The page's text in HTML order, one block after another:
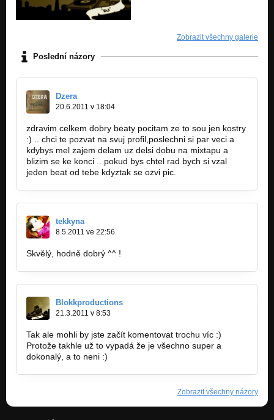
Zobrazit všechny galerie
Poslední názory
Dzera
20.6.2011 v 18:04
zdravim celkem dobry beaty pocitam ze to sou jen kostry
:) .. chci te pozvat na svuj profil,poslechni si par veci a
kdybys mel zajem delam uz delsi dobu na mixtapu a
blizim se ke konci .. pokud bys chtel rad bych si vzal
jeden beat od tebe kdyztak se ozvi pic.
tekkyna
8.5.2011 ve 22:56
Skvělý, hodně dobrý ^^ !
Blokkproductions
21.3.2011 v 8:53
Tak ale mohli by jste začít komentovat trochu víc :)
Protože takhle už to vypadá že je všechno super a
dokonalý, a to neni :)
Zobrazit všechny názory